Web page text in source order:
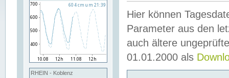
RHEIN - Koblenz
Hier können
Parameter aus den
auch ältere
01.01.2000 als